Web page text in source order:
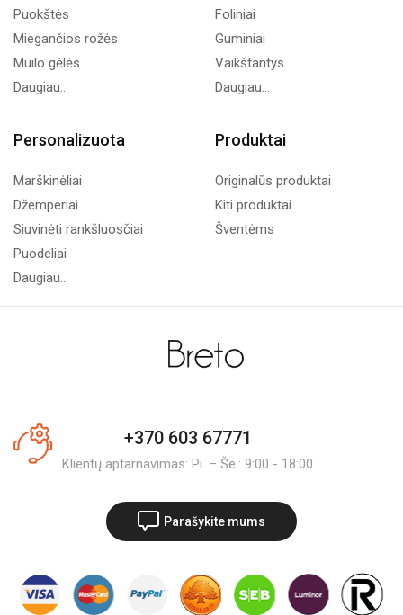
Puokštės
Miegančios rožės
Muilo gėlės
Daugiau...
Foliniai
Guminiai
Vaikštantys
Daugiau...
Personalizuota
Marškinėliai
Džemperiai
Siuvinėti rankšluosčiai
Puodeliai
Daugiau...
Produktai
Originalūs produktai
Kiti produktai
Šventėms
+370 603 67771
Klientų aptarnavimas: Pi. – Še.: 9:00 - 18:00
Parašykite mums